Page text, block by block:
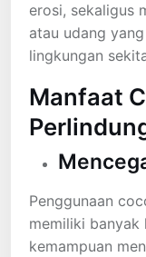
erosi, sekaligus
atau udang
lingkungan
Manfaat
Penggunaan
memiliki banyak
kemampuan